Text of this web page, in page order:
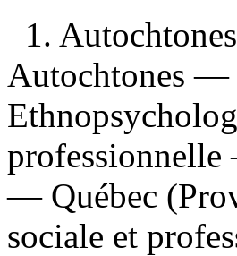
1.
Autochtones —
— Québec
sociale et